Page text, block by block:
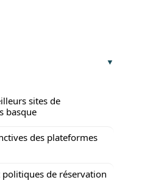
sites de
basque
des plateformes
de réservation